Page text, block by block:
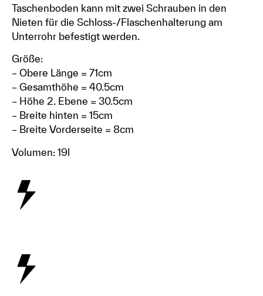
Taschenboden kann mit zwei Schrauben in den
Nieten für die Schloss-/Flaschenhalterung am
Unterrohr befestigt werden.
Größe:
– Obere Länge = 71cm
– Gesamthöhe = 40.5cm
– Höhe 2. Ebene = 30.5cm
– Breite hinten = 15cm
– Breite Vorderseite = 8cm
Volumen: 19l